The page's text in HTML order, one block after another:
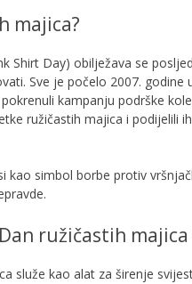
majica?
Shirt Day) obilježava se
Sve je počelo 2007. godine
kampanju podrške
ružičastih majica i podijelili
kao simbol borbe protiv
ružičastih majica
služe kao alat za širenje